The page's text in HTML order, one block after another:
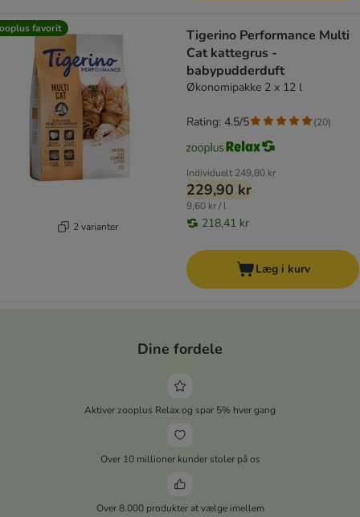
favorit
2 varianter
Tigerino Performance Multi
Cat kattegrus -
babypudderduft
Økonomipakke 2 x 12 l
Individuelt 249,80 kr
229,90 kr
9,60 kr / l
218,41 kr
Rating: 4.5/5 (20)
Læg i kurv
Dine fordele
Aktiver zooplus Relax og spar 5% hver gang
Over 10 millioner kunder stoler på os
Over 8.000 produkter at vælge imellem